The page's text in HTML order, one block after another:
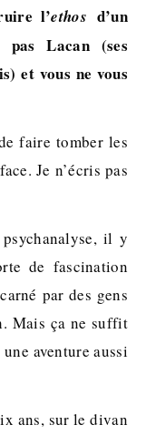
l’ethos d’un
pas Lacan (ses
et vous ne vous
faire tomber les
Je n’écris pas
il y
de fascination
par des gens
Mais ça ne suffit
aventure aussi
ans, sur le divan